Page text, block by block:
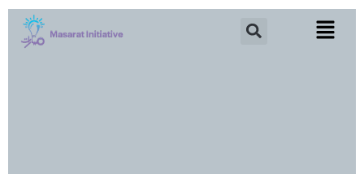
تخطي
Search